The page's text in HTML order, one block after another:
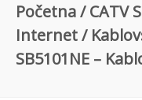
Početna/CATV
Internet/
SB5101NE –